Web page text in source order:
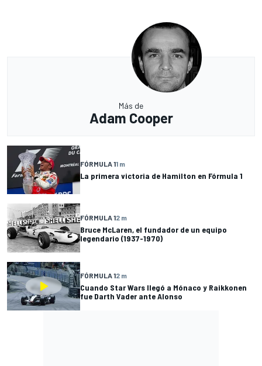
Más de
Adam Cooper
FÓRMULA 11 m
La primera victoria de Hamilton en Fórmula 1
FÓRMULA 12 m
Bruce McLaren, el fundador de un equipo
legendario (1937-1970)
FÓRMULA 12 m
Cuando Star Wars llegó a Mónaco y Raikkonen
fue Darth Vader ante Alonso